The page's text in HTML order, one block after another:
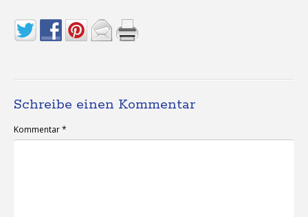
Schreibe einen Kommentar
Kommentar*